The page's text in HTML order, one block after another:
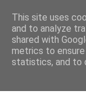
This site uses
and to analyze
shared with
metrics to
statistics, and to